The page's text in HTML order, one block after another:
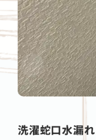
洗濯蛇口水漏